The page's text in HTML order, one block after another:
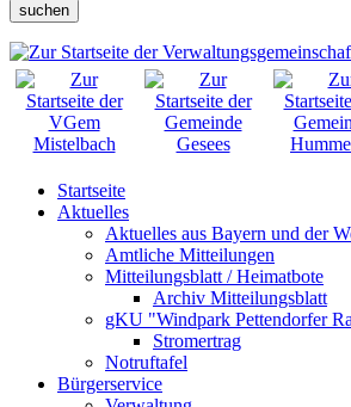
suchen
Startseite
Aktuelles
Aktuelles aus Bayern und der
Amtliche Mitteilungen
Mitteilungsblatt / Heimatbote
Archiv Mitteilungsblatt
gKU "Windpark Pettendorfer
Stromertrag
Notruftafel
Bürgerservice